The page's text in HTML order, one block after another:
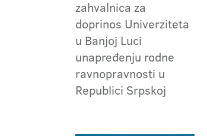
zahvalnica za
doprinos Univerziteta
u Banjoj Luci
unapređenju rodne
ravnopravnosti u
Republici Srpskoj